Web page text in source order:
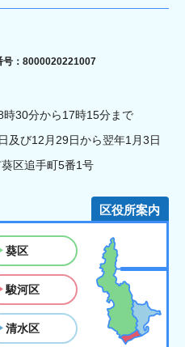
号：8000020221007
時30分から17時15分まで
及び12月29日から翌年1月3日
区追手町5番1号
区役所案内
葵区
駿河区
清水区